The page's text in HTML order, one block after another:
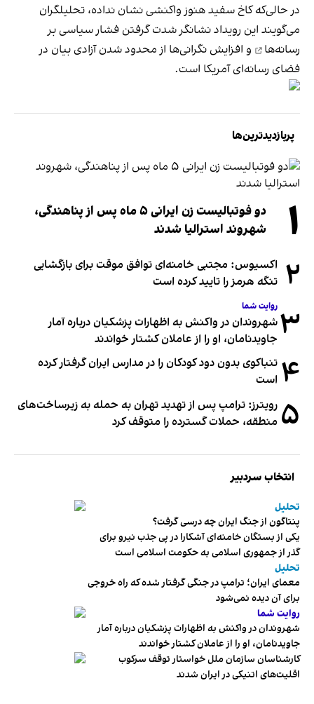
در حالی‌که کاخ سفید هنوز واکنشی نشان نداده، تحلیلگران
می‌گویند این رویداد نشانگر شدت گرفتن فشار سیاسی بر
رسانه‌ها
و افزایش نگرانی‌ها از محدود شدن آزادی بیان در
فضای رسانه‌ای آمریکا است.
پربازدیدترین‌ها
۱
دو فوتبالیست زن ایرانی ۵ ماه پس از پناهندگی،
شهروند استرالیا شدند
۲ اکسیوس: مجتبی خامنه‌ای توافق موقت برای بازگشایی
تنگه هرمز را تایید کرده است
۳ روایت شما
شهروندان در واکنش به اظهارات پزشکیان درباره آمار
جاویدنامان، او را از عاملان کشتار خواندند
۴ تنباکوی بدون دود کودکان را در مدارس ایران گرفتار کرده
است
۵ رویترز: ترامپ پس از تهدید تهران به حمله به زیرساخت‌های
منطقه، حملات گسترده را متوقف کرد
انتخاب سردبیر
تحلیل
پنتاگون از جنگ ایران چه درسی گرفت؟
یکی از بستگان خامنه‌ای آشکارا در پی جذب نیرو برای
گذر از جمهوری اسلامی به حکومت اسلامی است
تحلیل
معمای ایران؛ ترامپ در جنگی گرفتار شده که راه خروجی
برای آن دیده نمی‌شود
روایت شما
شهروندان در واکنش به اظهارات پزشکیان درباره آمار
جاویدنامان، او را از عاملان کشتار خواندند
کارشناسان سازمان ملل خواستار توقف سرکوب
اقلیت‌های اتنیکی در ایران شدند